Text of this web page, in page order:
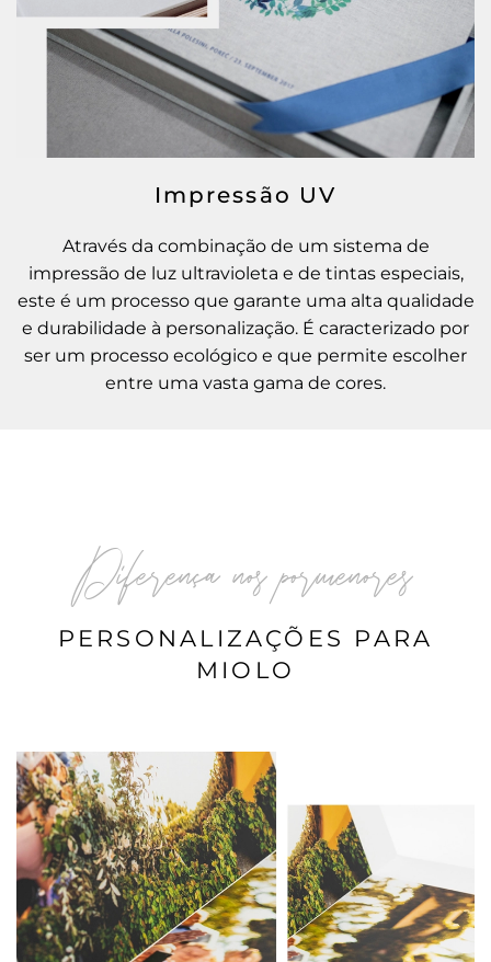
Impressão UV
Através da combinação de um sistema de
impressão de luz ultravioleta e de tintas especiais,
este é um processo que garante uma alta qualidade
e durabilidade à personalização. É caracterizado por
ser um processo ecológico e que permite escolher
entre uma vasta gama de cores.
Diferença nos pormenores
PERSONALIZAÇÕES PARA
MIOLO